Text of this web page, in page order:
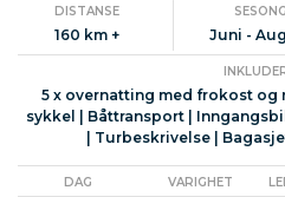
DISTANSE
160 km +
SESONG
Juni -
5 x overnatting med frokost og
sykkel | Båttransport |
| Turbeskrivelse |
DAG VARIGHET